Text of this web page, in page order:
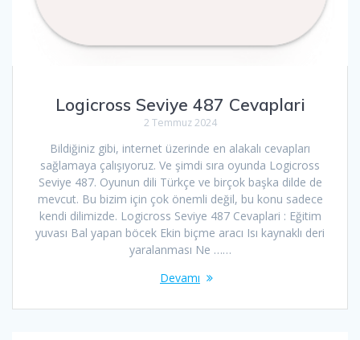
Logicross Seviye 487 Cevaplari
2 Temmuz 2024
Bildiğiniz gibi, internet üzerinde en alakalı cevapları
sağlamaya çalışıyoruz. Ve şimdi sıra oyunda Logicross
Seviye 487. Oyunun dili Türkçe ve birçok başka dilde de
mevcut. Bu bizim için çok önemli değil, bu konu sadece
kendi dilimizde. Logicross Seviye 487 Cevaplari : Eğitim
yuvası Bal yapan böcek Ekin biçme aracı Isı kaynaklı deri
yaralanması Ne ……
Devamı